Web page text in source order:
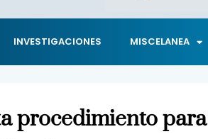
INVESTIGACIONES MISCELANEA
procedimiento para